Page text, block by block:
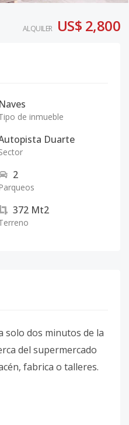
ALQUILER US$ 2,800
Naves
de inmueble
Duarte
2
Parqueos
372 Mt2
solo dos minutos de la
del supermercado
fabrica o talleres.